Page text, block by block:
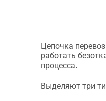
Цепочка
работать
процесса.
Выделяют три